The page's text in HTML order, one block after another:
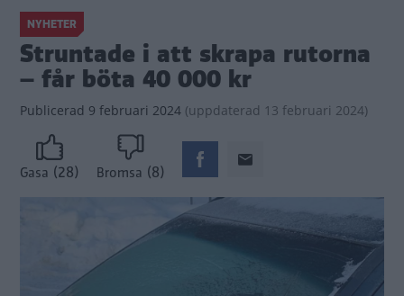
NYHETER
Struntade i att skrapa rutorna
– får böta 40 000 kr
Publicerad 9 februari 2024 (uppdaterad 13 februari 2024)
Gasa (28) Bromsa (8)